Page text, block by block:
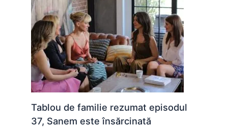
Tablou de familie rezumat episodul
37, Sanem este însărcinată